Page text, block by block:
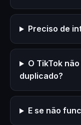
Preciso de
O TikTok
duplicado?
E se não